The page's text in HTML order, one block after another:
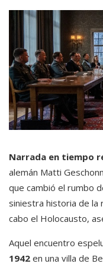
Narrada en tiempo
alemán Matti
que cambió el rumbo
siniestra historia de la
cabo el Holocausto,
Aquel encuentro
1942 en una villa de